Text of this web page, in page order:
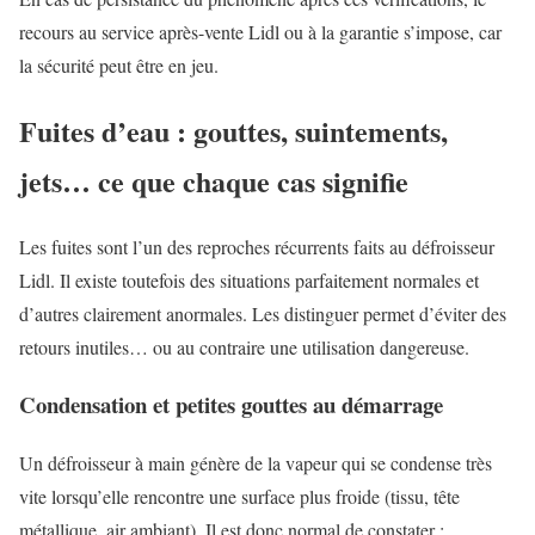
recours au service après-vente Lidl ou à la garantie s’impose, car
la sécurité peut être en jeu.
Fuites d’eau : gouttes, suintements,
jets… ce que chaque cas signifie
Les fuites sont l’un des reproches récurrents faits au défroisseur
Lidl. Il existe toutefois des situations parfaitement normales et
d’autres clairement anormales. Les distinguer permet d’éviter des
retours inutiles… ou au contraire une utilisation dangereuse.
Condensation et petites gouttes au démarrage
Un défroisseur à main génère de la vapeur qui se condense très
vite lorsqu’elle rencontre une surface plus froide (tissu, tête
métallique, air ambiant). Il est donc normal de constater :